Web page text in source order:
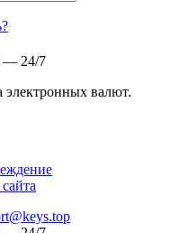
— 24/7
электронных валют.